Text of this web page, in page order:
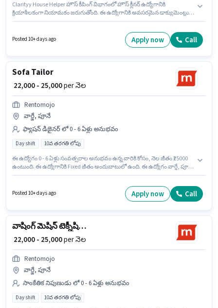
Clarityy House Helper హౌస్ కీపింగ్ విభాగంలో హౌస్ క్లీనర్ ఉద్యోగానికి
క్రియాశీలకంగా నియామకం జరుగుతోంది. ఈ ఉద్యోగానికి అవసరమైన డాక్యుమెంట్లు
ఇవ్వబడుతుంది. 10వ తరగతి లోపు అర్హత ఉన్న అభ్యర్థులు ఈ ఉద్యోగానికి అప్లై
Posted 10+ days ago Apply now Call
Sofa Tailor
₹ 22,000 - 25,000per నెల
Rentomojo
వార్జే, పూనే
ఫ్యాషన్ డిజైనర్ లో 0 - 6 ఏళ్లు అనుభవం
Day shift 10వ తరగతి లోపు
ఈ ఉద్యోగం 0 - 6 ఏళ్లు సంవత్సరాల అనుభవం ఉన్న వారికి కోసం, నెల జీతం ₹25000
ఉంటుంది. ఈ ఉద్యోగానికి Fixed జీతం అందుబాటులో ఉంది. ఈ ఉద్యోగం వార్జే, పూనే
ఉన్నాయి. Rentomojo లో ఫ్యాషన్ డిజైనర్ విభాగంలో Sofa Tailor గా చేరండి.
Posted 10+ days ago Apply now Call
వాషింగ్ మెషిన్ టెక్నీషియన్
₹ 22,000 - 25,000per నెల
Rentomojo
వార్జే, పూనే
సాంకేతిక నిపుణుడు లో 0 - 6 ఏళ్లు అనుభవం
Day shift 10వ తరగతి లోపు